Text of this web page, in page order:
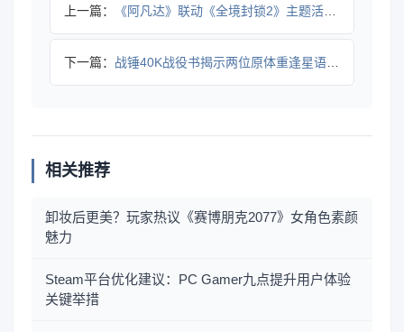
上一篇： 《阿凡达》联动《全境封锁2》主题活动上线
下一篇： 战锤40K战役书揭示两位原体重逢星语讯息
相关推荐
卸妆后更美？玩家热议《赛博朋克2077》女角色素颜
魅力
Steam平台优化建议：PC Gamer九点提升用户体验
关键举措